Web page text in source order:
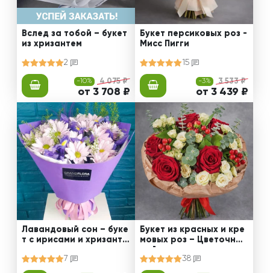
Вслед за тобой – букет
из хризантем
2
-10% 4 075 ₽
от 3 708 ₽
Букет персиковых роз -
Мисс Пигги
15
-3% 3 533 ₽
от 3 439 ₽
Лавандовый сон – буке
т с ирисами и хризанте
7
Букет из красных и кре
мовых роз – Цветочный
38